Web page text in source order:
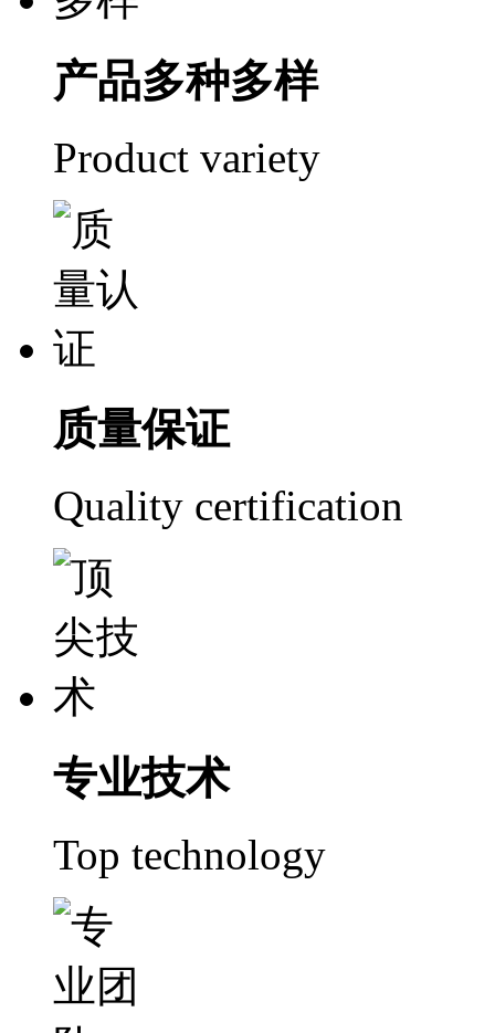
产品多种多样
Product variety
质量保证
Quality certification
专业技术
Top technology